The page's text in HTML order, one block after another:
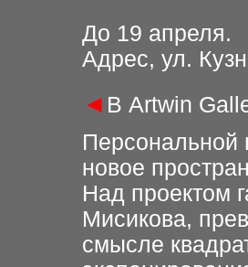
До 19 апреля.
Адрес, ул.
◄ В Artwin
Персональной
новое
Над проектом
Мисикова,
смысле